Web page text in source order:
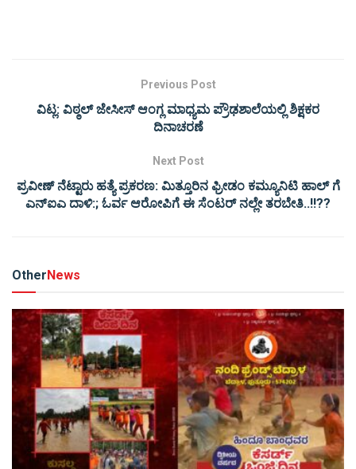
Previous Post
ವಿಟ್ಲ: ವಿಠ್ಠಲ್ ಜೇಸೀಸ್ ಆಂಗ್ಲ ಮಾಧ್ಯಮ ಪ್ರೌಢಶಾಲೆಯಲ್ಲಿ ಶಿಕ್ಷಕರ
ದಿನಾಚರಣೆ
Next Post
ಪ್ರವೀಣ್ ನೆಟ್ಟಾರು ಹತ್ಯೆ ಪ್ರಕರಣ: ಮಿತ್ತೂರಿನ ಫ್ರೀಡಂ ಕಮ್ಯೂನಿಟಿ ಹಾಲ್ ಗೆ
ಎನ್ಐಎ ದಾಳಿ:; ಓರ್ವ ಆರೋಪಿಗೆ ಈ ಸೆಂಟರ್ ನಲ್ಲೇ ತರಬೇತಿ..!!??
OtherNews